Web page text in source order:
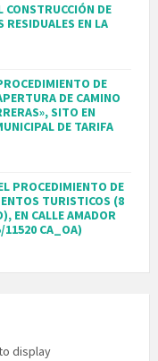
DE
RESIDUALES EN LA
DE
DE CAMINO
SITO EN
DE TARIFA
PROCEDIMIENTO DE
TURISTICOS (8
EN CALLE AMADOR
11520 CA_OA)
display